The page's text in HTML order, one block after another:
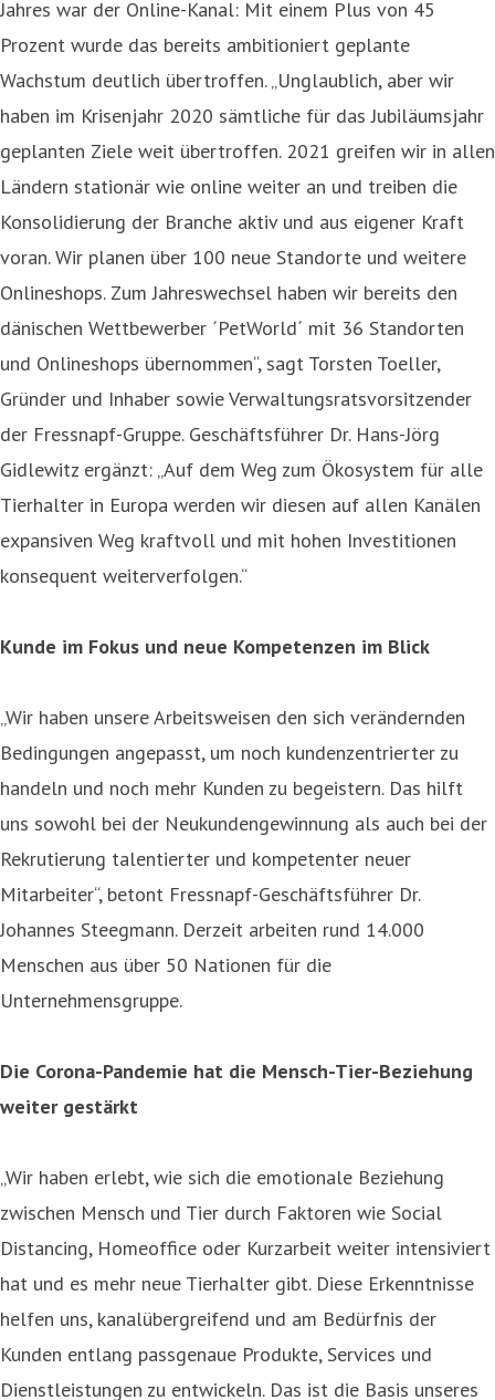
Jahres war der Online-Kanal: Mit einem Plus von 45
Prozent wurde das bereits ambitioniert geplante
Wachstum deutlich übertroffen. „Unglaublich, aber wir
haben im Krisenjahr 2020 sämtliche für das Jubiläumsjahr
geplanten Ziele weit übertroffen. 2021 greifen wir in allen
Ländern stationär wie online weiter an und treiben die
Konsolidierung der Branche aktiv und aus eigener Kraft
voran. Wir planen über 100 neue Standorte und weitere
Onlineshops. Zum Jahreswechsel haben wir bereits den
dänischen Wettbewerber ´PetWorld´ mit 36 Standorten
und Onlineshops übernommen“, sagt Torsten Toeller,
Gründer und Inhaber sowie Verwaltungsratsvorsitzender
der Fressnapf-Gruppe. Geschäftsführer Dr. Hans-Jörg
Gidlewitz ergänzt: „Auf dem Weg zum Ökosystem für alle
Tierhalter in Europa werden wir diesen auf allen Kanälen
expansiven Weg kraftvoll und mit hohen Investitionen
konsequent weiterverfolgen.“
Kunde im Fokus und neue Kompetenzen im Blick
„Wir haben unsere Arbeitsweisen den sich verändernden
Bedingungen angepasst, um noch kundenzentrierter zu
handeln und noch mehr Kunden zu begeistern. Das hilft
uns sowohl bei der Neukundengewinnung als auch bei der
Rekrutierung talentierter und kompetenter neuer
Mitarbeiter“, betont Fressnapf-Geschäftsführer Dr.
Johannes Steegmann. Derzeit arbeiten rund 14.000
Menschen aus über 50 Nationen für die
Unternehmensgruppe.
Die Corona-Pandemie hat die Mensch-Tier-Beziehung
weiter gestärkt
„Wir haben erlebt, wie sich die emotionale Beziehung
zwischen Mensch und Tier durch Faktoren wie Social
Distancing, Homeoffice oder Kurzarbeit weiter intensiviert
hat und es mehr neue Tierhalter gibt. Diese Erkenntnisse
helfen uns, kanalübergreifend und am Bedürfnis der
Kunden entlang passgenaue Produkte, Services und
Dienstleistungen zu entwickeln. Das ist die Basis unseres